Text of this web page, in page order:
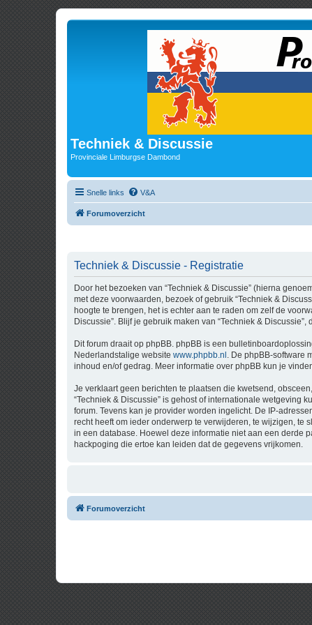
Techniek & Discussie
Provinciale Limburgse Dambond
Snelle links V&A
Forumoverzicht
Techniek & Discussie - Registratie
Door het bezoeken van “Techniek & Discussie” (hierna
met deze voorwaarden, bezoek of gebruik “Techniek &
hoogte te brengen, het is echter aan te raden om zelf de
Discussie”. Blijf je gebruik maken van “Techniek &
Dit forum draait op phpBB. phpBB is een
Nederlandstalige website www.phpbb.nl . De phpBB-software
inhoud en/of gedrag. Meer informatie over phpBB kun je
Je verklaart geen berichten te plaatsen die kwetsend,
“Techniek & Discussie” is gehost of internationale
forum. Tevens kan je provider worden ingelicht. De IP-
recht heeft om ieder onderwerp te verwijderen, te wijzigen, te
in een database. Hoewel deze informatie niet aan een derde
hackpoging die ertoe kan leiden dat de gegevens vrijkomen.
Forumoverzicht